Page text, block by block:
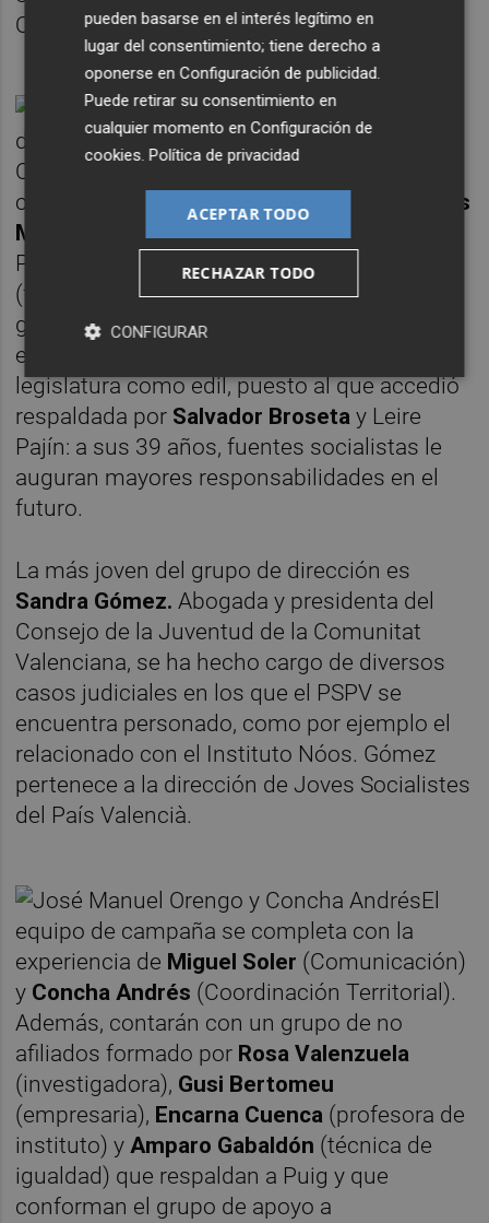
Quart,
Carmen Martínez.
Otra de las dirigentes del equipo es la
concejal del Ayuntamiento de Valencia
Anaïs
Menguzzato. Responsable de Actos
Públicos, procede de la política universitaria
(fue claustral por Campus Jove) y secretaria
general de Joves Socialistes de Valencia
entre 1999 y 2002. Cumple su primera
legislatura como edil, puesto al que accedió
respaldada por Salvador Broseta y Leire
Pajín: a sus 39 años, fuentes socialistas le
auguran mayores responsabilidades en el
futuro.
La más joven del grupo de dirección es
Sandra Gómez. Abogada y presidenta del
Consejo de la Juventud de la Comunitat
Valenciana, se ha hecho cargo de diversos
casos judiciales en los que el PSPV se
encuentra personado, como por ejemplo el
relacionado con el Instituto Nóos. Gómez
pertenece a la dirección de Joves Socialistes
del País Valencià.
El
equipo de campaña se completa con la
experiencia de Miguel Soler (Comunicación)
y Concha Andrés (Coordinación Territorial).
Además, contarán con un grupo de no
afiliados formado por Rosa Valenzuela
(investigadora), Gusi Bertomeu
(empresaria), Encarna Cuenca (profesora de
instituto) yAmparo Gabaldón (técnica de
igualdad) que respaldan a Puig y que
conforman el grupo de apoyo a
pueden basarse en el interés legítimo en
lugar del consentimiento; tiene derecho a
oponerse enConfiguración de publicidad.
Puede retirar su consentimiento en
cualquier momento enConfiguración de
cookies.Política de privacidad
ACEPTAR TODO
RECHAZAR TODO
CONFIGURAR